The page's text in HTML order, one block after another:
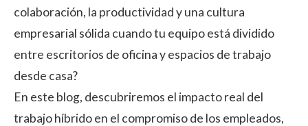
colaboración, la productividad y una cultura
empresarial sólida cuando tu equipo está dividido
entre escritorios de oficina y espacios de trabajo
desde casa?
En este blog, descubriremos el impacto real del
trabajo híbrido en el compromiso de los empleados,